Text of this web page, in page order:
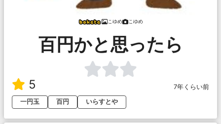
こゆめ こゆめ
百円かと思ったら
5
7年くらい前
一円玉
百円 いらすとや